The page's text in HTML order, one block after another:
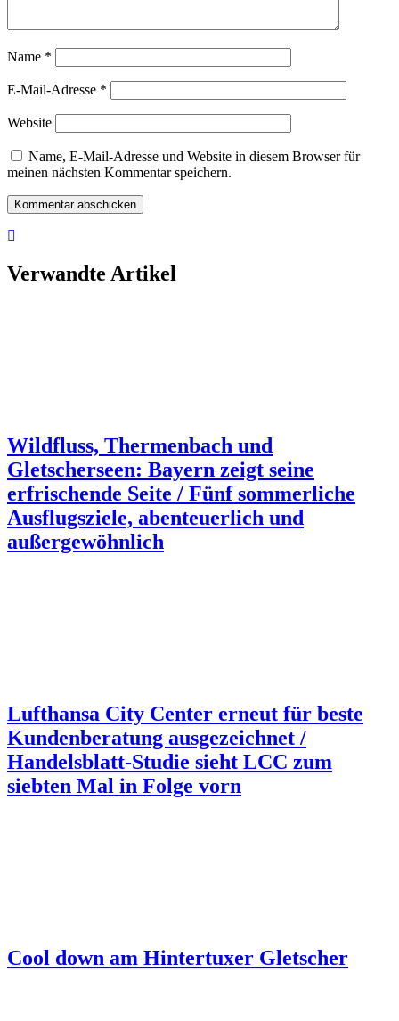
Name *
E-Mail-Adresse *
Website
Name, E-Mail-Adresse und Website in diesem Browser für
meinen nächsten Kommentar speichern.
Verwandte Artikel
Wildfluss, Thermenbach und
Gletscherseen: Bayern zeigt seine
erfrischende Seite / Fünf sommerliche
Ausflugsziele, abenteuerlich und
außergewöhnlich
Lufthansa City Center erneut für beste
Kundenberatung ausgezeichnet /
Handelsblatt-Studie sieht LCC zum
siebten Mal in Folge vorn
Cool down am Hintertuxer Gletscher